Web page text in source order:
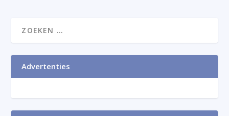
Advertenties